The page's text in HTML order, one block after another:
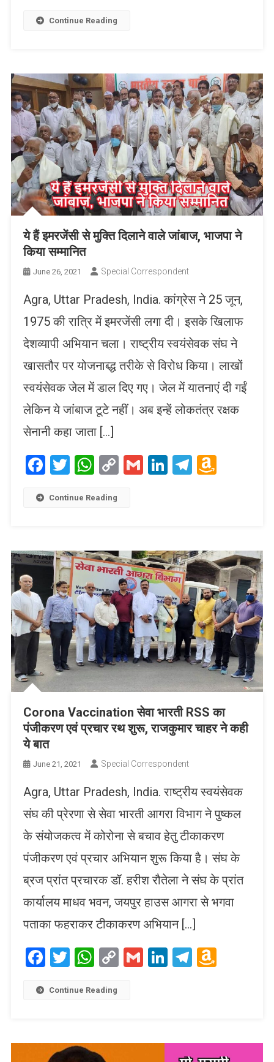
Continue Reading
ये हैं इमरजेंसी से मुक्ति दिलाने वाले जांबाज, भाजपा ने
किया सम्मानित
June 26, 2021 Special Correspondent
Agra, Uttar Pradesh, India. कांग्रेस ने 25 जून,
1975 की रात्रि में इमरजेंसी लगा दी। इसके खिलाफ
देशव्यापी अभियान चला। राष्ट्रीय स्वयंसेवक संघ ने
खासतौर पर योजनाब्द्ध तरीके से विरोध किया। लाखों
स्वयंसेवक जेल में डाल दिए गए। जेल में यातनाएं दी गईं
लेकिन ये जांबाज टूटे नहीं। अब इन्हें लोकतंत्र रक्षक
सेनानी कहा जाता […]
Facebook
Twitter
WhatsApp
CopyGmailLinkedIn
Telegram
Continue Reading
Corona Vaccination सेवा भारती RSS का
पंजीकरण एवं प्रचार रथ शुरू, राजकुमार चाहर ने कही
ये बात
June 21, 2021 Special Correspondent
Agra, Uttar Pradesh, India. राष्ट्रीय स्वयंसेवक
संघ की प्रेरणा से सेवा भारती आगरा विभाग ने पुष्कल
के संयोजकत्व में कोरोना से बचाव हेतु टीकाकरण
पंजीकरण एवं प्रचार अभियान शुरू किया है। संघ के
ब्रज प्रांत प्रचारक डॉ. हरीश रौतेला ने संघ के प्रांत
कार्यालय माधव भवन, जयपुर हाउस आगरा से भगवा
पताका फहराकर टीकाकरण अभियान […]
Facebook
TwitterWhatsApp
CopyGmailLinkedIn
Telegram
Continue Reading